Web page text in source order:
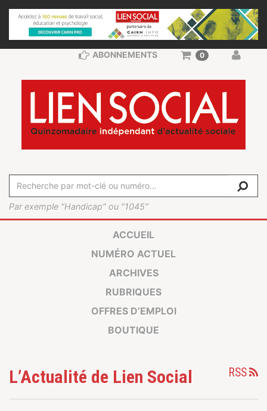
Par exemple "Handicap" ou "1045"
ABONNEMENTS 0
ACCUEIL
NUMÉRO ACTUEL
ARCHIVES
RUBRIQUES
OFFRES D’EMPLOI
BOUTIQUE
L’Actualité de Lien Social RSS